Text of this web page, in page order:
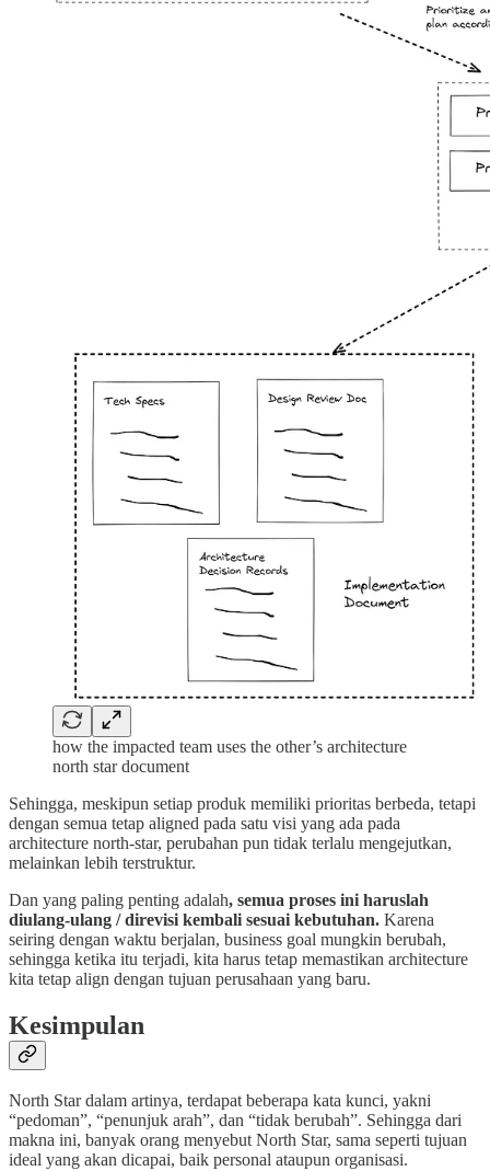
how the impacted team uses the other’s architecture
north star document
Sehingga, meskipun setiap produk memiliki prioritas berbeda, tetapi
dengan semua tetap aligned pada satu visi yang ada pada
architecture north-star, perubahan pun tidak terlalu mengejutkan,
melainkan lebih terstruktur.
Dan yang paling penting adalah, semua proses ini haruslah
diulang-ulang / direvisi kembali sesuai kebutuhan. Karena
seiring dengan waktu berjalan, business goal mungkin berubah,
sehingga ketika itu terjadi, kita harus tetap memastikan architecture
kita tetap align dengan tujuan perusahaan yang baru.
Kesimpulan
North Star dalam artinya, terdapat beberapa kata kunci, yakni
“pedoman”, “penunjuk arah”, dan “tidak berubah”. Sehingga dari
makna ini, banyak orang menyebut North Star, sama seperti tujuan
ideal yang akan dicapai, baik personal ataupun organisasi.